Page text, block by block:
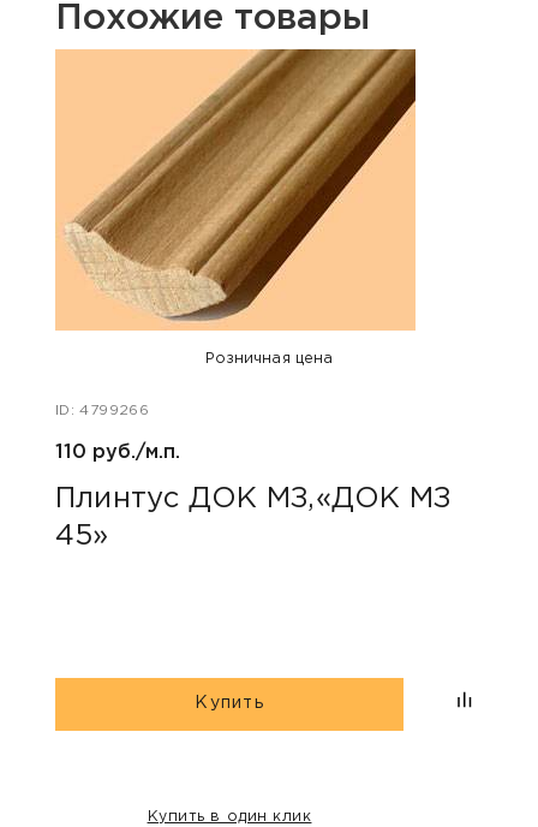
Похожие товары
Розничная цена
ID: 4799266
110 руб./м.п.
Плинтус ДОК МЗ,«ДОК МЗ
45»
Купить
Купить в один клик